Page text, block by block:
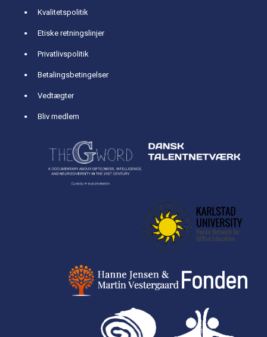
Kvalitetspolitik
Etiske retningslinjer
Privatlivspolitik
Betalingsbetingelser
Vedtægter
Bliv medlem